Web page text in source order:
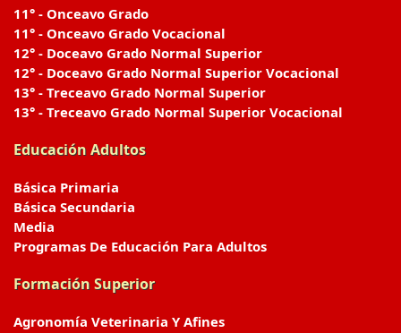
11° - Onceavo Grado
11° - Onceavo Grado Vocacional
12° - Doceavo Grado Normal Superior
12° - Doceavo Grado Normal Superior Vocacional
13° - Treceavo Grado Normal Superior
13° - Treceavo Grado Normal Superior Vocacional
Educación Adultos
Básica Primaria
Básica Secundaria
Media
Programas De Educación Para Adultos
Formación Superior
Agronomía Veterinaria Y Afines